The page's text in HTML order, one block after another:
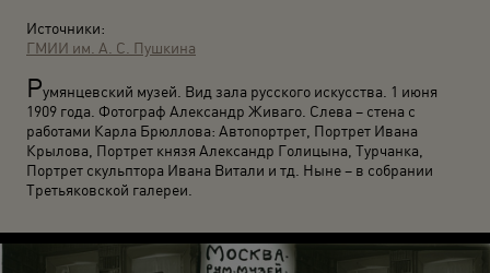
Источники:
ГМИИ им. А. С. Пушкина
Румянцевский музей. Вид зала русского искусства. 1 июня
1909 года. Фотограф Александр Живаго. Слева – стена с
работами Карла Брюллова: Автопортрет, Портрет Ивана
Крылова, Портрет князя Александр Голицына, Турчанка,
Портрет скульптора Ивана Витали и тд. Ныне – в собрании
Третьяковской галереи.